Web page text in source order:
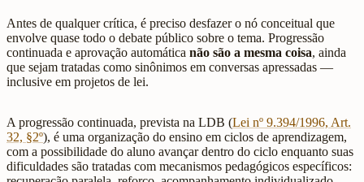
Antes de qualquer crítica, é preciso desfazer o nó conceitual que
envolve quase todo o debate público sobre o tema. Progressão
continuada e aprovação automática não são a mesma coisa, ainda
que sejam tratadas como sinônimos em conversas apressadas —
inclusive em projetos de lei.
A progressão continuada, prevista na LDB (Lei nº 9.394/1996, Art.
32, §2º), é uma organização do ensino em ciclos de aprendizagem,
com a possibilidade do aluno avançar dentro do ciclo enquanto suas
dificuldades são tratadas com mecanismos pedagógicos específicos: